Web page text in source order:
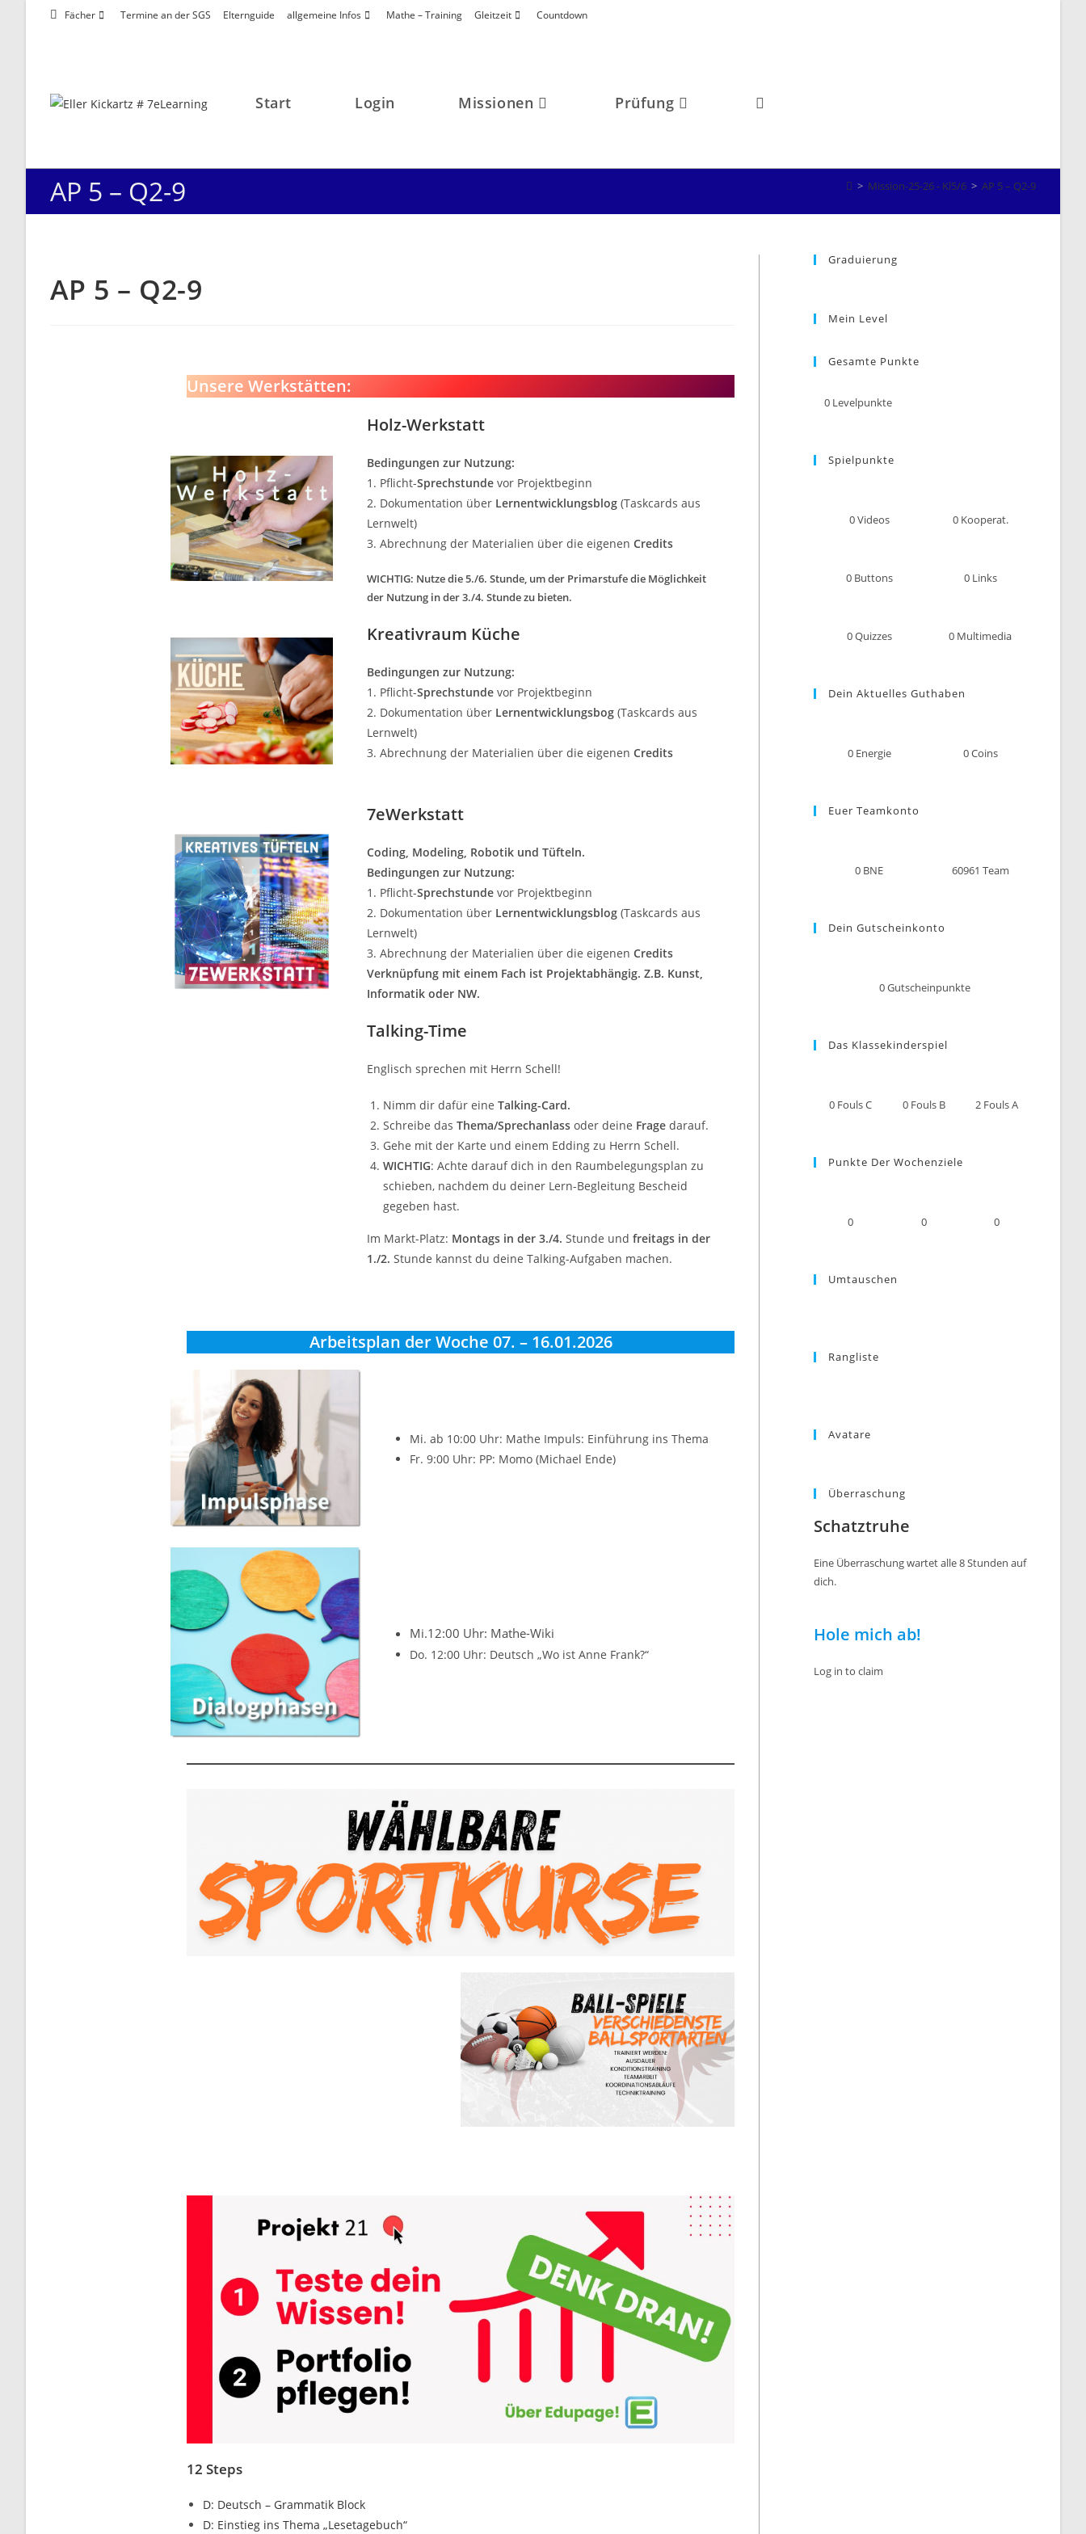
Fächer Termine an der SGS Elternguide allgemeine Infos Mathe – Training Gleitzeit Countdown
Start Login Missionen Prüfung Website-
umschalten
AP 5 – Q2-9 > Mission-25-26 - Kl5/6 > AP 5 – Q2-9
AP 5 – Q2-9
Unsere Werkstätten:
Holz-Werkstatt
Bedingungen zur Nutzung:
1. Pflicht-Sprechstunde vor Projektbeginn
2. Dokumentation über Lernentwicklungsblog (Taskcards aus
Lernwelt)
3. Abrechnung der Materialien über die eigenen Credits
WICHTIG: Nutze die 5./6. Stunde, um der Primarstufe die Möglichkeit
der Nutzung in der 3./4. Stunde zu bieten.
Kreativraum Küche
Bedingungen zur Nutzung:
1. Pflicht-Sprechstunde vor Projektbeginn
2. Dokumentation über Lernentwicklungsbog (Taskcards aus
Lernwelt)
3. Abrechnung der Materialien über die eigenen Credits
7eWerkstatt
Coding, Modeling, Robotik und Tüfteln.
Bedingungen zur Nutzung:
1. Pflicht-Sprechstunde vor Projektbeginn
2. Dokumentation über Lernentwicklungsblog (Taskcards aus
Lernwelt)
3. Abrechnung der Materialien über die eigenen Credits
Verknüpfung mit einem Fach ist Projektabhängig. Z.B. Kunst,
Informatik oder NW.
Talking-Time
Englisch sprechen mit Herrn Schell!
Nimm dir dafür eine Talking-Card.
Schreibe das Thema/Sprechanlass oder deine Frage darauf.
Gehe mit der Karte und einem Edding zu Herrn Schell.
WICHTIG: Achte darauf dich in den Raumbelegungsplan zu
schieben, nachdem du deiner Lern-Begleitung Bescheid
gegeben hast.
Im Markt-Platz: Montags in der 3./4. Stunde und freitags in der
1./2. Stunde kannst du deine Talking-Aufgaben machen.
Arbeitsplan der Woche 07. – 16.01.2026
Mi. ab 10:00 Uhr: Mathe Impuls: Einführung ins Thema
Fr. 9:00 Uhr: PP: Momo (Michael Ende)
Mi.12:00 Uhr: Mathe-Wiki
Do. 12:00 Uhr: Deutsch „Wo ist Anne Frank?“
12 Steps
D: Deutsch – Grammatik Block
D: Einstieg ins Thema „Lesetagebuch“
Graduierung
Mein Level
Gesamte Punkte
0 Levelpunkte
Spielpunkte
0Videos 0 Kooperat.
0 Buttons 0 Links
0Quizzes 0 Multimedia
Dein Aktuelles Guthaben
0 Energie 0Coins
Euer Teamkonto
0 BNE 60961 Team
Dein Gutscheinkonto
0Gutscheinpunkte
Das Klassekinderspiel
0 Fouls C 0 Fouls B 2 Fouls A
Punkte Der Wochenziele
0 0 0
Umtauschen
Rangliste
Avatare
Überraschung
Schatztruhe
Eine Überraschung wartet alle 8 Stunden auf
dich.
Hole mich ab!
Log in to claim